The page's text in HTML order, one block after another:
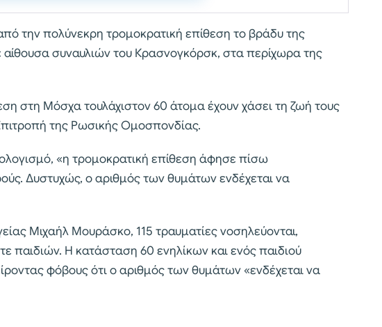
την πολύνεκρη τρομοκρατική επίθεση το βράδυ της
συναυλιών του Κρασνογκόρσκ, στα περίχωρα της
στη Μόσχα τουλάχιστον 60 άτομα έχουν χάσει τη ζωή τους
της Ρωσικής Ομοσπονδίας.
«η τρομοκρατική επίθεση άφησε πίσω
Δυστυχώς, ο αριθμός των θυμάτων ενδέχεται να
Μιχαήλ Μουράσκο, 115 τραυματίες νοσηλεύονται,
παιδιών. Η κατάσταση 60 ενηλίκων και ενός παιδιού
φόβους ότι ο αριθμός των θυμάτων «ενδέχεται να